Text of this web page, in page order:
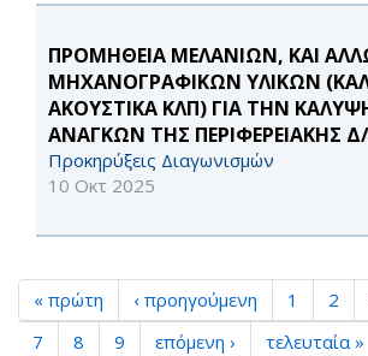
ΠΡΟΜΗΘΕΙΑ ΜΕΛΑΝΙΩΝ, ΚΑΙ
ΜΗΧΑΝΟΓΡΑΦΙΚΩΝ ΥΛΙΚΩΝ
ΑΚΟΥΣΤΙΚΑ ΚΛΠ) ΓΙΑ ΤΗΝ
ΑΝΑΓΚΩΝ ΤΗΣ ΠΕΡΙΦΕΡΕΙΑΚΗΣ
Προκηρύξεις Διαγωνισμών
10 Οκτ 2025
« πρώτη ‹ προηγούμενη 1 2
7
8 9 επόμενη › τελευταία »